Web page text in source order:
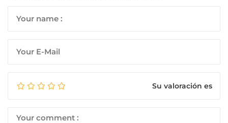
Su valoración es